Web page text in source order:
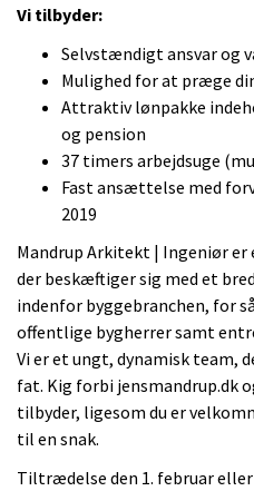
Vi tilbyder:
Selvstændigt ansvar og
Mulighed for at præge
Attraktiv lønpakke
og pension
37 timers arbejdsuge
Fast ansættelse med
2019
Mandrup Arkitekt | Ingeniør
der beskæftiger sig med et
indenfor byggebranchen, for
offentlige bygherrer samt
Vi er et ungt, dynamisk team,
fat. Kig forbi jensmandrup.dk
tilbyder, ligesom du er
til en snak.
Tiltrædelse den 1. februar